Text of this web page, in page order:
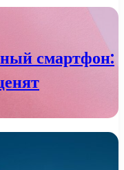
смартфон: